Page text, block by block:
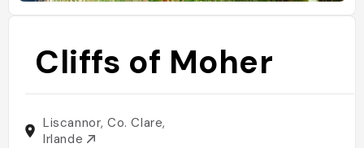
Cliffs of Moher
Liscannor, Co. Clare,
Irlande